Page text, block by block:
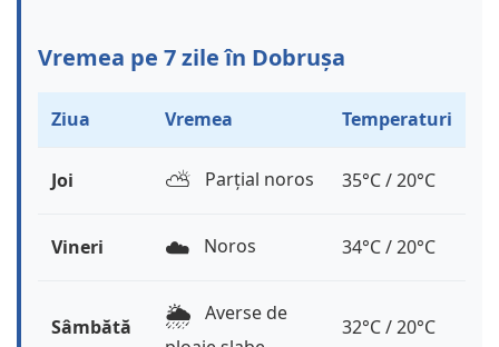
Vremea pe 7 zile în Dobrușa
Ziua Vremea Temperaturi
Joi ⛅️ Parțial noros 35°C / 20°C
Vineri ☁️ Noros 34°C / 20°C
Sâmbătă 🌦️ Averse de
32°C / 20°C